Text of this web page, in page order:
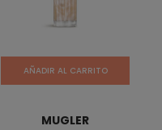
AÑADIR AL CARRITO
MUGLER